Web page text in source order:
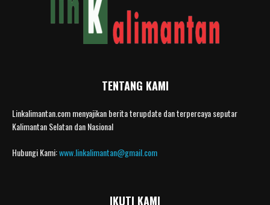
TENTANG KAMI
Linkalimantan.com menyajikan berita terupdate dan terpercaya seputar
Kalimantan Selatan dan Nasional
Hubungi Kami:www.linkalimantan@gmail.com
IKUTI KAMI